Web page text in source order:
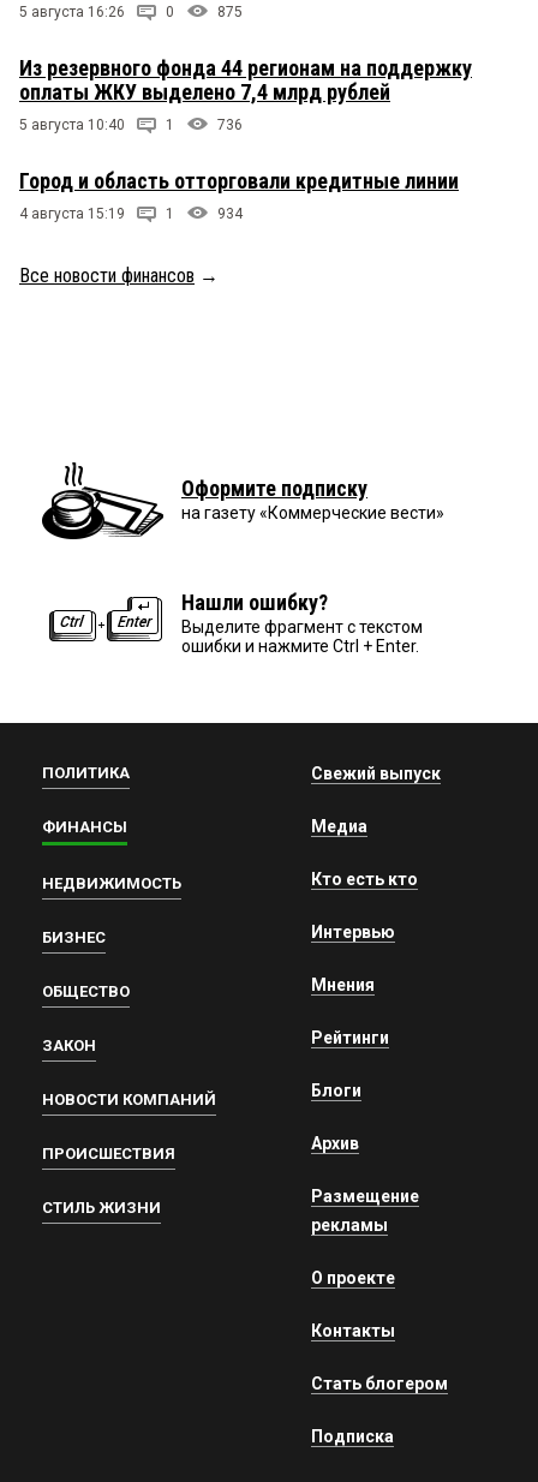
5 августа 16:26 0 875
Из резервного фонда 44 регионам на поддержку
оплаты ЖКУ выделено 7,4 млрд рублей
5 августа 10:40 1 736
Город и область отторговали кредитные линии
4 августа 15:19 1 934
Все новости финансов →
Оформите подписку
на газету «Коммерческие вести»
Нашли ошибку?
Выделите фрагмент с текстом
ошибки и нажмите Ctrl + Enter.
ПОЛИТИКА
ФИНАНСЫ
НЕДВИЖИМОСТЬ
БИЗНЕС
ОБЩЕСТВО
ЗАКОН
НОВОСТИ КОМПАНИЙ
ПРОИСШЕСТВИЯ
СТИЛЬ ЖИЗНИ
Свежий выпуск
Медиа
Кто есть кто
Интервью
Мнения
Рейтинги
Блоги
Архив
Размещение
рекламы
О проекте
Контакты
Стать блогером
Подписка